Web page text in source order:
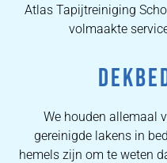
Atlas Tapijtreiniging
volmaakte
We houden allemaal
gereinigde lakens in
hemels zijn om te weten